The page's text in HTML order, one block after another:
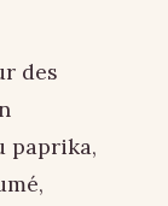
des
paprika,